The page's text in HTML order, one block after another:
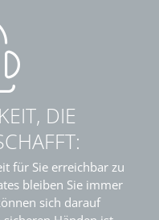
DIE
für Sie erreichbar zu
bleiben Sie immer
sich darauf